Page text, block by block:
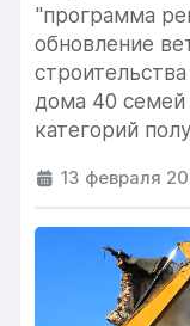
"программа
обновление
дома 40 семей
категорий
kazahstane-
izmenenie-
uchastkov/...
13 февраля